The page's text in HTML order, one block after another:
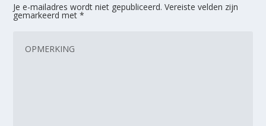
Je e-mailadres wordt niet gepubliceerd. Vereiste velden zijn
gemarkeerd met*